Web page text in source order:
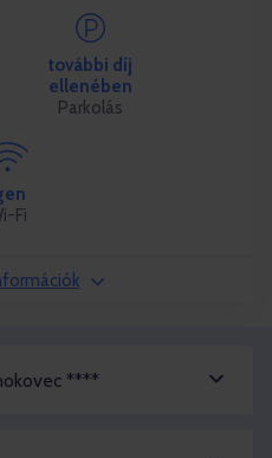
további díj
ellenében
Parkolás
Fi
****